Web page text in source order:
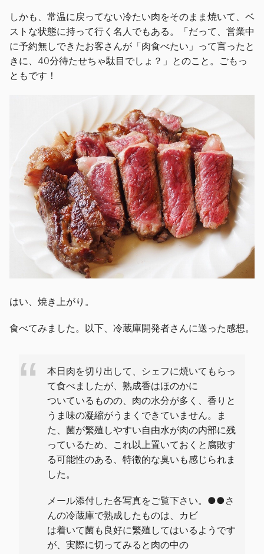
しかも、常温に戻ってない冷たい肉をそのまま焼いて、ベ
ストな状態に持って行く名人でもある。「だって、営業中
に予約無しできたお客さんが「肉食べたい」って言ったと
きに、40分待たせちゃ駄目でしょ？」とのこと。ごもっ
ともです！
はい、焼き上がり。
食べてみました。以下、冷蔵庫開発者さんに送った感想。
本日肉を切り出して、シェフに焼いてもらっ
て食べましたが、熟成香はほのかに
ついているものの、肉の水分が多く、香りと
うま味の凝縮がうまくできていません。ま
た、菌が繁殖しやすい自由水が肉の内部に残
っているため、これ以上置いておくと腐敗す
る可能性のある、特徴的な臭いも感じられま
した。
メール添付した各写真をご覧下さい。●●さ
んの冷蔵庫で熟成したものは、カビ
は着いて菌も良好に繁殖してはいるようです
が、実際に切ってみると肉の中の